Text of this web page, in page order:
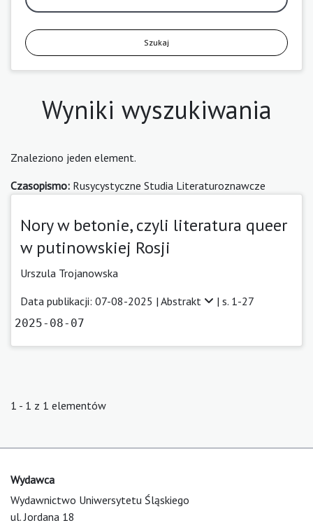
Szukaj
Wyniki wyszukiwania
Znaleziono jeden element.
Czasopismo: Rusycystyczne Studia Literaturoznawcze
Nory w betonie, czyli literatura queer
w putinowskiej Rosji
Urszula Trojanowska
Data publikacji: 07-08-2025 | Abstrakt | s. 1-27
2025-08-07
1 - 1 z 1 elementów
Wydawca
Wydawnictwo Uniwersytetu Śląskiego
ul. Jordana 18